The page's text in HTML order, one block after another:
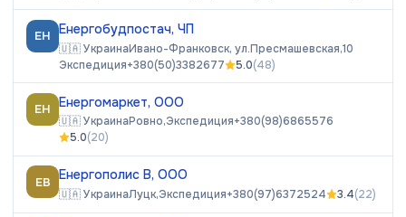
ЕН Енергобудпостач, ЧП
🇺🇦УкраинаИвано-Франковск, ул.Пресмашевская,10
Экспедиция+380(50)3382677 5.0(48)
ЕН Енергомаркет, ООО
🇺🇦УкраинаРовно,Экспедиция+380(98)6865576
5.0(20)
ЕВ Енергополис В, ООО
🇺🇦УкраинаЛуцк,Экспедиция+380(97)6372524 3.4(22)